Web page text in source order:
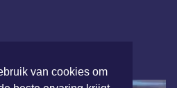
van cookies om